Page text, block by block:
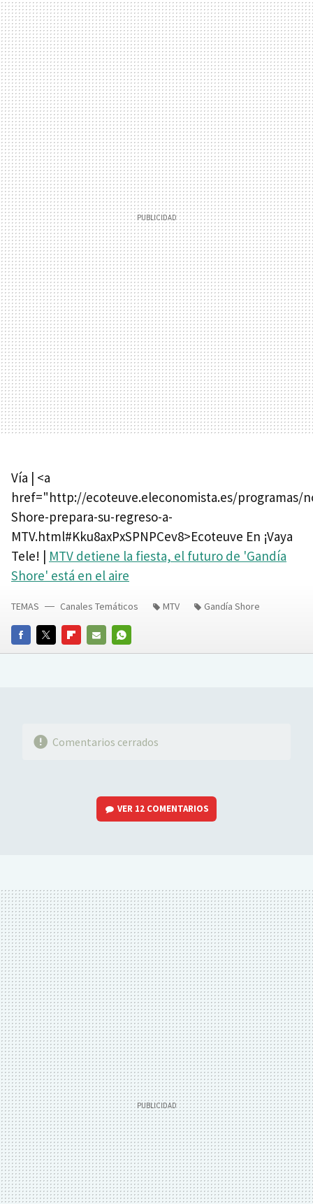
Vía | <a
href="http://ecoteuve.eleconomista.es/programas/
Shore-prepara-su-regreso-a-
MTV.html#Kku8axPxSPNPCev8>Ecoteuve En ¡Vaya
Tele! | MTV detiene la fiesta, el futuro de 'Gandía
Shore' está en el aire
FACEBOOKTWITTERFLIPBOARD
E-
WHATSAPP
TEMAS Canales Temáticos MTV Gandía Shore
Comentarios cerrados
VER 12 COMENTARIOS